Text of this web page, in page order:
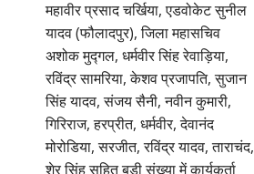
महावीर प्रसाद चर्खिया, एडवोकेट सुनील
यादव (फौलादपुर), जिला महासचिव
अशोक मुद्गल, धर्मवीर सिंह रेवाड़िया,
रविंद्र सामरिया, केशव प्रजापति, सुजान
सिंह यादव, संजय सैनी, नवीन कुमारी,
गिरिराज, हरप्रीत, धर्मवीर, देवानंद
मोरोडिया, सरजीत, रविंद्र यादव, ताराचंद,
शेर सिंह सहित बड़ी संख्या में कार्यकर्ता